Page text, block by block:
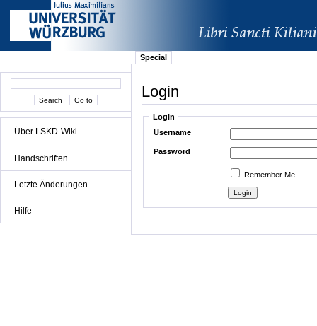
Über LSKD-Wiki
Handschriften
Letzte Änderungen
Hilfe
Special
Login
Login
Username
Password
Remember Me